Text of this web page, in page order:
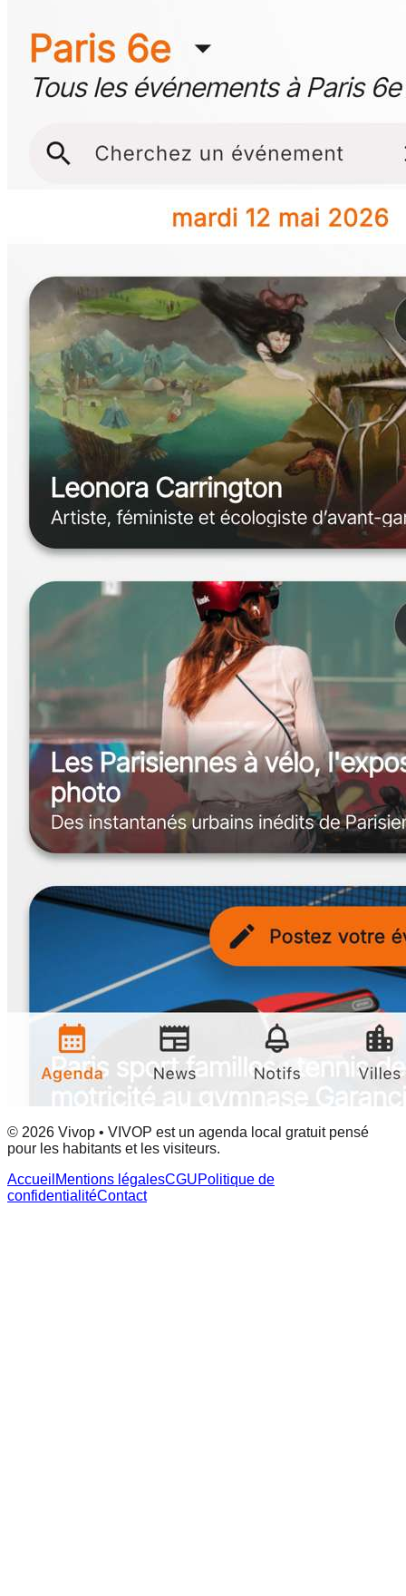
© 2026 Vivop • VIVOP est un agenda local gratuit pensé
pour les habitants et les visiteurs.
Accueil Mentions légalesCGUPolitique de
confidentialitéContact